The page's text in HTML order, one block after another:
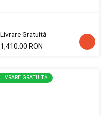
Livrare Gratuită
1,410.00 RON
LIVRARE GRATUITĂ